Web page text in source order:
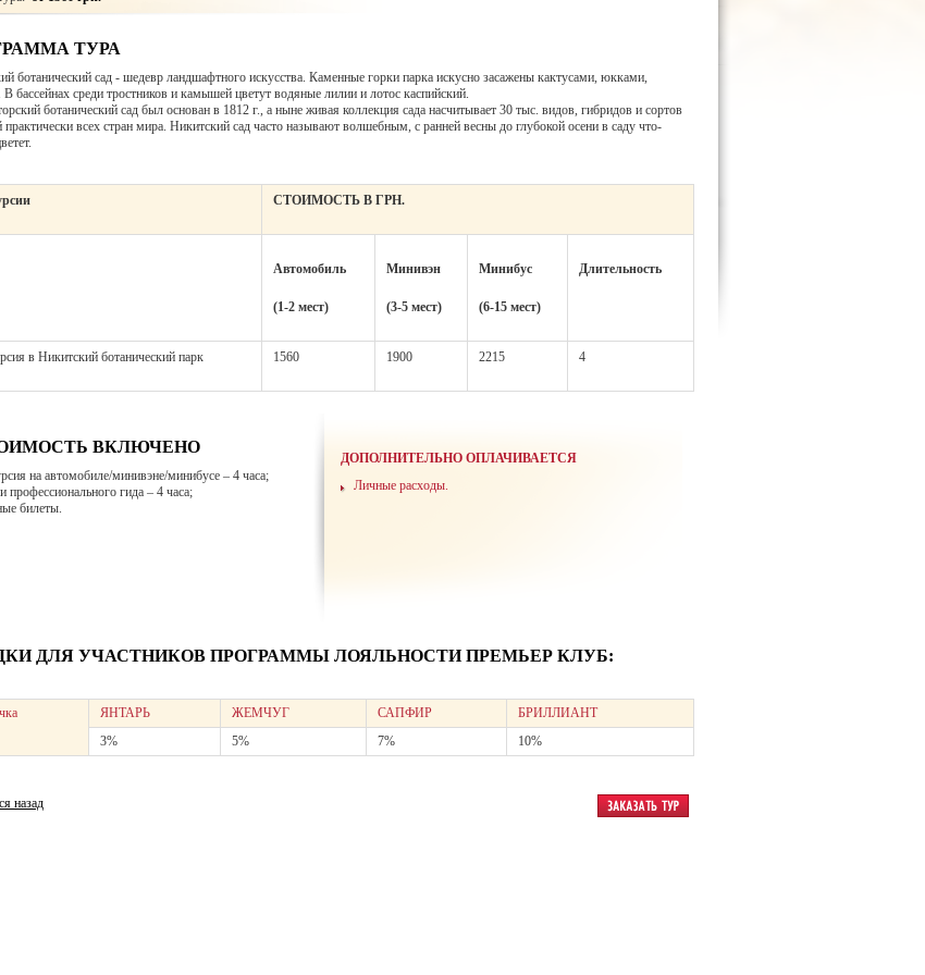
ТУРА
ботанический сад - шедевр ландшафтного искусства. Каменные горки парка искусно засажены кактусами, юкками,
В бассейнах среди тростников и камышей цветут водяные лилии и лотос каспийский.
ботанический сад был основан в 1812 г., а ныне живая коллекция сада насчитывает 30 тыс. видов, гибридов и сортов
практически всех стран мира. Никитский сад часто называют волшебным, с ранней весны до глубокой осени в саду что-
СТОИМОСТЬ В ГРН.
Автомобиль
(1-2 мест)
Минивэн
(3-5 мест)
Минибус
(6-15 мест)
Длительность
в Никитский ботанический парк 1560 1900 2215 4
ВКЛЮЧЕНО
на автомобиле/минивэне/минибусе – 4 часа;
профессионального гида – 4 часа;
билеты.
ДОПОЛНИТЕЛЬНО ОПЛАЧИВАЕТСЯ
Личные расходы.
ДЛЯ УЧАСТНИКОВ ПРОГРАММЫ ЛОЯЛЬНОСТИ ПРЕМЬЕР КЛУБ:
ЯНТАРЬ ЖЕМЧУГ САПФИР
БРИЛЛИАНТ
3%
5% 7% 10%
назад